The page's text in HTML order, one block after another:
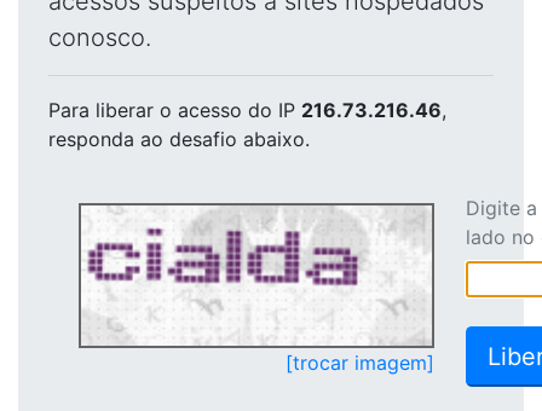
conosco.
Para liberar o acesso do IP 216.73.216.46,
responda ao desafio abaixo.
[trocar imagem]
Digite
lado no